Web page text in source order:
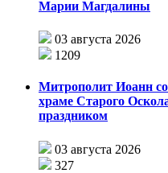
Марии Магдалины
03 августа 2026
1209
Митрополит Иоанн
храме Старого
праздником
03 августа 2026
327